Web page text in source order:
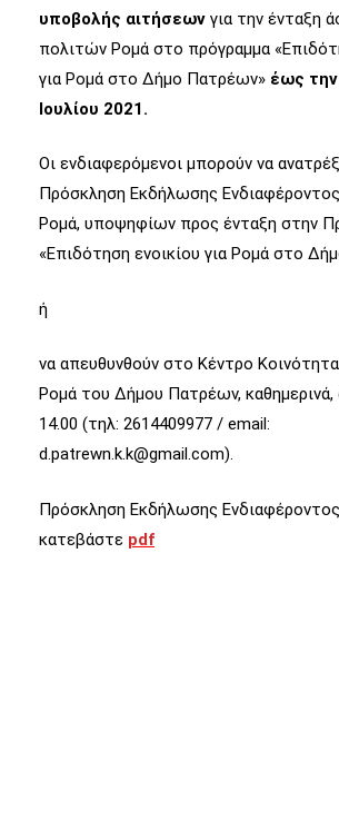
υποβολής αιτήσεων για την ένταξη
πολιτών Ρομά στο πρόγραμμα
για Ρομά στο Δήμο Πατρέων» έως
Ιουλίου 2021.
Οι ενδιαφερόμενοι μπορούν να
Πρόσκληση Εκδήλωσης
Ρομά, υποψηφίων προς ένταξη στην
«Επιδότηση ενοικίου για Ρομά στο
ή
να απευθυνθούν στο Κέντρο
Ρομά του Δήμου Πατρέων, καθημερινά,
14.00 (τηλ: 2614409977 / email:
d.patrewn.k.k@gmail.com).
Πρόσκληση Εκδήλωσης
κατεβάστε pdf